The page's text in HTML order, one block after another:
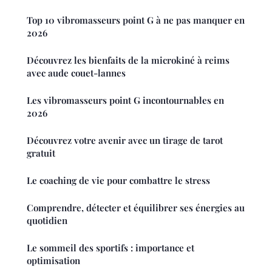
Top 10 vibromasseurs point G à ne pas manquer en
2026
Découvrez les bienfaits de la microkiné à reims
avec aude couet-lannes
Les vibromasseurs point G incontournables en
2026
Découvrez votre avenir avec un tirage de tarot
gratuit
Le coaching de vie pour combattre le stress
Comprendre, détecter et équilibrer ses énergies au
quotidien
Le sommeil des sportifs : importance et
optimisation